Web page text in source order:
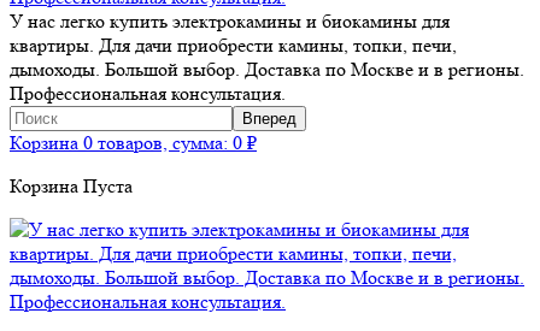
У нас легко купить электрокамины и биокамины для
квартиры. Для дачи приобрести камины, топки, печи,
дымоходы. Большой выбор. Доставка по Москве и в регионы.
Профессиональная консультация.
Корзина 0 товаров, сумма: 0 ₽
Корзина Пуста